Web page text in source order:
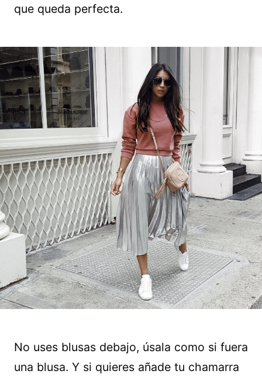
que queda perfecta.
No uses blusas debajo, úsala como si fuera
una blusa. Y si quieres añade tu chamarra